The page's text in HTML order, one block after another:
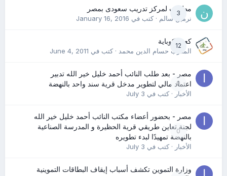
3
مطلوب لمركز تدريب سعودى بمصر
نرمين سالم· كتب في January 16, 2016
12
كعب كوباية
المدرب حسام الدين محمد· كتب في June 4, 2011
0
مصر - بعد طلب النائب أحمد خليل خير الله تدبير
اعتماد مالي لتطوير مدخل قرية سند واحد بالنهضة
الأخبار· كتب في July 3
0
مصر - بحضور أعضاء مكتب النائب أحمد خليل خير الله
لجنة تعاين طريقي قرية الحظيرة و المدرسة الصناعية
بالنهضة تمهيدًا لبدء تطويره
الأخبار· كتب في July 3
وزارة التموين تكشف أسباب إيقاف البطاقات التموينية